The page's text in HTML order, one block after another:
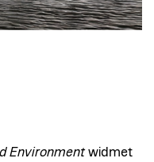
Environmentwidmet